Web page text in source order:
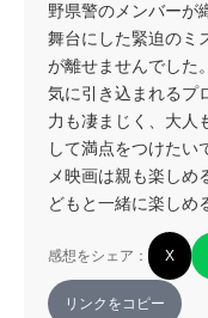
野県警のメンバーが
舞台にした緊迫のミ
が離せませんでした
気に引き込まれるプ
力も凄まじく、大人
して満点をつけたい
メ映画は親も楽しめ
どもと一緒に楽しめ
感想をシェア： X
リンクをコピー